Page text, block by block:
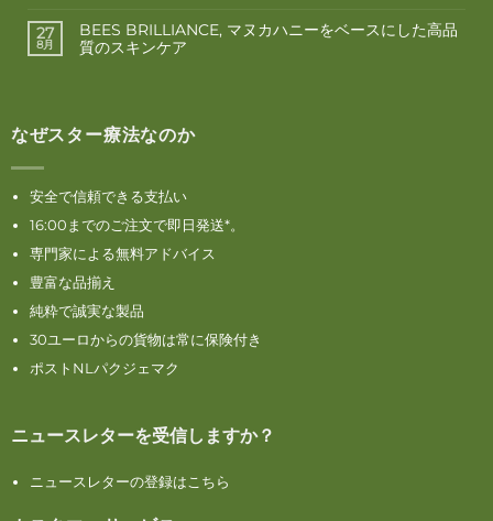
27
8月
BEES BRILLIANCE, マヌカハニーをベースにした高品
質のスキンケア
なぜスター療法なのか
安全で信頼できる支払い
16:00までのご注文で即日発送*。
専門家による無料アドバイス
豊富な品揃え
純粋で誠実な製品
30ユーロからの貨物は常に保険付き
ポストNLパクジェマク
ニュースレターを受信しますか？
ニュースレターの登録はこちら